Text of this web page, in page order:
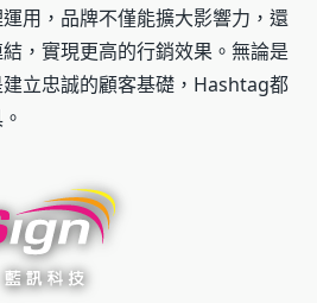
用，品牌不僅能擴大影響力，還
，實現更高的行銷效果。無論是
立忠誠的顧客基礎，Hashtag都